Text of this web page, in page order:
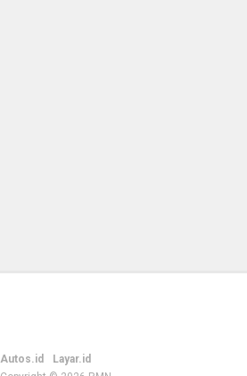
Autos.id
Layar.id